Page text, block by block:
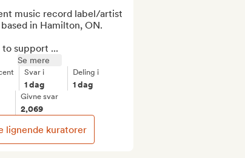
music record label/artist
in Hamilton, ON.
to support ...
Se mere
Svar i
1 dag
Deling i
1 dag
Givne svar
2,069
lignende kuratorer